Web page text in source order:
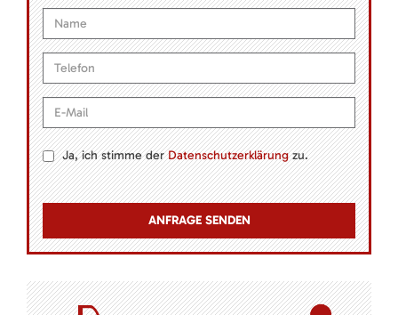
Ja, ich stimme derDatenschutzerklärungzu.